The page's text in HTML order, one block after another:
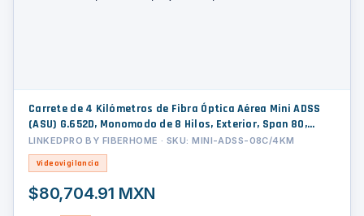
Carrete de 4 Kilómetros de Fibra Óptica Aérea Mini ADSS
(ASU) G.652D, Monomodo de 8 Hilos, Exterior, Span 80,
Loose Tube
LINKEDPRO BY FIBERHOME · SKU: MINI-ADSS-08C/4KM
Videovigilancia
$80,704.91 MXN